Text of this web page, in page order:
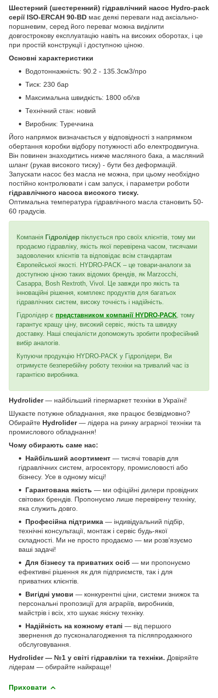
Шестерний (шестеренний) гідравлічний насос Hydro-pack
серії ISO-ERCAH 90-BD має деякі переваги над аксіально-
поршневим, серед його переваг можна виділити
довгострокову експлуатацію навіть на високих оборотах, і це
при простій конструкції і доступною ціною.
Основні характеристики
Водотоннажність: 90.2 - 135.3см3/про
Тиск: 230 бар
Максимальна швидкість: 1800 об/хв
Технічний стан: новий
Виробник: Туреччина
Його напрямок визначається у відповідності з напрямком
обертання коробки відбору потужності або електродвигуна.
Він повинен знаходитись нижче масляного бака, а масляний
шланг (рукав високого тиску) - бути без деформацій.
Запускати насос без масла не можна, при цьому необхідно
постійно контролювати і сам запуск, і параметри роботи
гідравлічного насоса високого тиску.
Оптимальна температура гідравлічного масла становить 50-
60 градусів.
Компанія Гідролідер піклується про своїх клієнтів, тому ми
продаємо гідравліку, якість якої перевірена часом, тисячами
задоволених клієнтів та відповідає всім стандартам
Європейської якості. HYDRO-PACK – це товари-аналоги за
доступною ціною таких відомих брендів, як Marzocchi,
Casappa, Bosh Rextroth, Vivol. Це завжди про якість та
інноваційні рішення, комплекс продуктів для багатьох
гідравлічних систем, високу точність і надійність.
Гідролідер є представником компанії HYDRO-PACK , тому
гарантує кращу ціну, високий сервіс, якість та швидку
доставку. Наші спеціалісти допоможуть зробити професійний
вибір аналогів.
Купуючи продукцію HYDRO-PACK у Гідролідери, Ви
отримуєте безперебійну роботу техніки на тривалий час із
гарантією виробника.
Hydrolider— найбільший гіпермаркет техніки в Україні!
Шукаєте потужне обладнання, яке працює безвідмовно?
Обирайте Hydrolider— лідера на ринку аграрної техніки та
промислового обладнання!
Чому обирають саме нас:
Найбільший асортимент — тисячі товарів для
гідравлічних систем, агросектору, промисловості або
бізнесу. Усе в одному місці!
Гарантована якість — ми офіційні дилери провідних
світових брендів. Пропонуємо лише перевірену техніку,
яка служить довго.
Професійна підтримка — індивідуальний підбір,
технічні консультації, монтаж і сервіс будь-якої
складності. Ми не просто продаємо — ми розв’язуємо
ваші задачі!
Для бізнесу та приватних осіб — ми пропонуємо
ефективні рішення як для підприємств, так і для
приватних клієнтів.
Вигідні умови — конкурентні ціни, системи знижок та
персональні пропозиції для аграріїв, виробників,
майстрів і всіх, хто шукає якісну техніку.
Надійність на кожному етапі — від першого
звернення до пусконалагодження та післяпродажного
обслуговування.
Hydrolider — №1 у світі гідравліки та техніки. Довіряйте
лідерам — обирайте найкраще!
Приховати